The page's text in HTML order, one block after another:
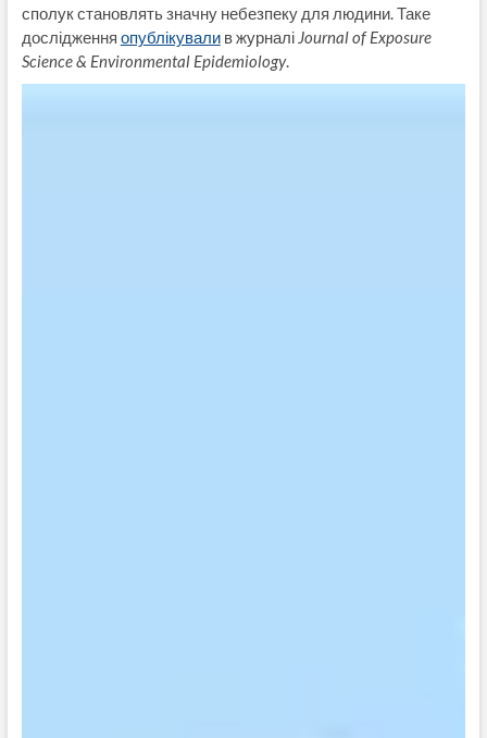
сполук становлять значну небезпеку для людини. Таке
дослідження опублікувалив журналі Journal of Exposure
Science & Environmental Epidemiology.